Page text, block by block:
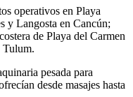
operativos en Playa
y Langosta en Cancún;
de Playa del Carmen
Tulum.
pesada para
desde masajes hasta